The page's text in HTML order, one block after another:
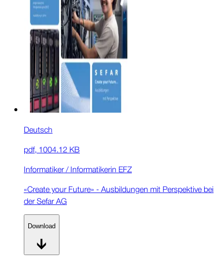
Deutsch
pdf, 1004.12 KB
Informatiker / Informatikerin EFZ
«Create your Future» - Ausbildungen mit Perspektive bei
der Sefar AG
Download